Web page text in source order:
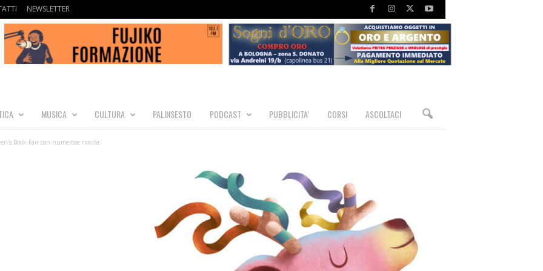
NEWSLETTER
MUSICA CULTURA PALINSESTO PODCAST PUBBLICITA’ CORSI ASCOLTACI
Book Fair con numerose novità